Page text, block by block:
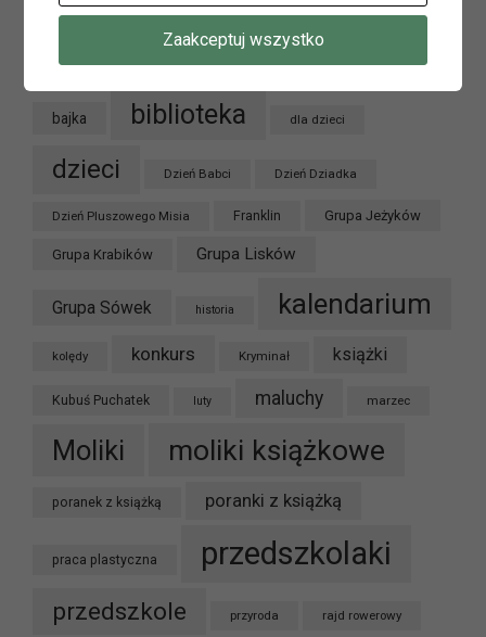
Tagi
bajka biblioteka dla dzieci
dzieci Dzień Babci Dzień Dziadka
Dzień Pluszowego Misia Franklin Grupa Jeżyków
Grupa Krabików Grupa Lisków
Grupa Sówek historia kalendarium
kolędy konkurs Kryminał książki
Kubuś Puchatek luty maluchy marzec
Moliki moliki książkowe
poranek z książką poranki z książką
praca plastyczna przedszkolaki
przedszkole przyroda rajd rowerowy
Zaakceptuj wszystko